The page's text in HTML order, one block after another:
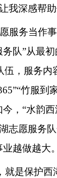
我深感帮
务当作事
队”从最
伍，服务内
竹服到
，“水韵
志愿服务
越做越大。
是保护西